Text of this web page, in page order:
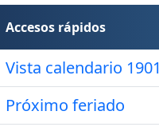
Accesos rápidos
Vista calendario 1901
Próximo feriado